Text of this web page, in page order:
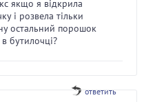
якщо я відкрила
і розвела тільки
остальний порошок
бутилочці?
ответить